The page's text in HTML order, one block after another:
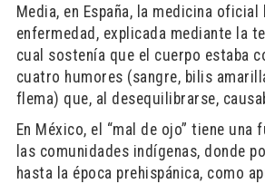
Media, en España, la medicina
enfermedad, explicada mediante la
cual sostenía que el cuerpo estaba
cuatro humores (sangre, bilis
flema) que, al desequilibrarse,
En México, el “mal de ojo” tiene una
las comunidades indígenas, donde
hasta la época prehispánica, como